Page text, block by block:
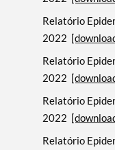
Relatório
2022
Relatório
2022
Relatório
2022
Relatório